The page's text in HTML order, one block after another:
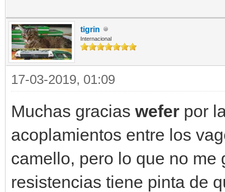
tigrin
Internacional
17-03-2019, 01:09
Muchas gracias wefer por
acoplamientos entre los
camello, pero lo que no me
resistencias tiene pinta de